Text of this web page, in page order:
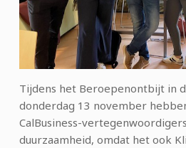
Tijdens het Beroepenontbijt in
donderdag 13 november
CalBusiness-
duurzaamheid, omdat het ook